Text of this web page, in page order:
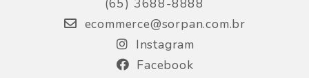
(65) 3688-8888
ecommerce@sorpan.com.br
Instagram
Facebook